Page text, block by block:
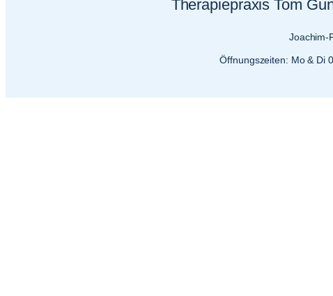
Therapiepraxis Tom
Joachim-
Öffnungszeiten: Mo & Di